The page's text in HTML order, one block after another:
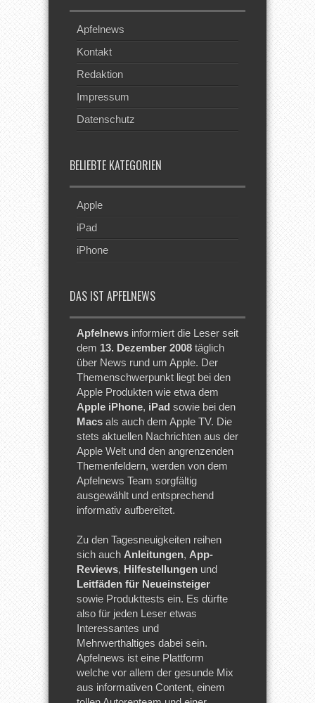
Apfelnews
Kontakt
Redaktion
Impressum
Datenschutz
BELIEBTE KATEGORIEN
Apple
iPad
iPhone
DAS IST APFELNEWS
Apfelnews informiert die Leser seit
dem 13. Dezember 2008 täglich
über News rund um Apple. Der
Themenschwerpunkt liegt bei den
Apple Produkten wie etwa dem
Apple iPhone, iPad sowie bei den
Macs als auch dem Apple TV. Die
stets aktuellen Nachrichten aus der
Apple Welt und den angrenzenden
Themenfeldern, werden von dem
Apfelnews Team sorgfältig
ausgewählt und entsprechend
informativ aufbereitet.
Zu den Tagesneuigkeiten reihen
sich auch Anleitungen, App-
Reviews, Hilfestellungen und
Leitfäden für Neueinsteiger
sowie Produkttests ein. Es dürfte
also für jeden Leser etwas
Interessantes und
Mehrwerthaltiges dabei sein.
Apfelnews ist eine Plattform
welche vor allem der gesunde Mix
aus informativen Content, einem